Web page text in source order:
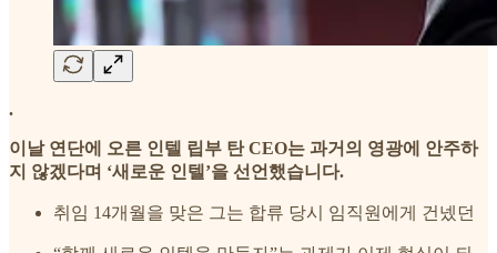
.
이날 연단에 오른 인텔 립부 탄 CEO는 과거의 영광에 안주하
지 않겠다며 ‘새로운 인텔’을 선언했습니다.
취임 14개월을 맞은 그는 합류 당시 임직원에게 건넸던